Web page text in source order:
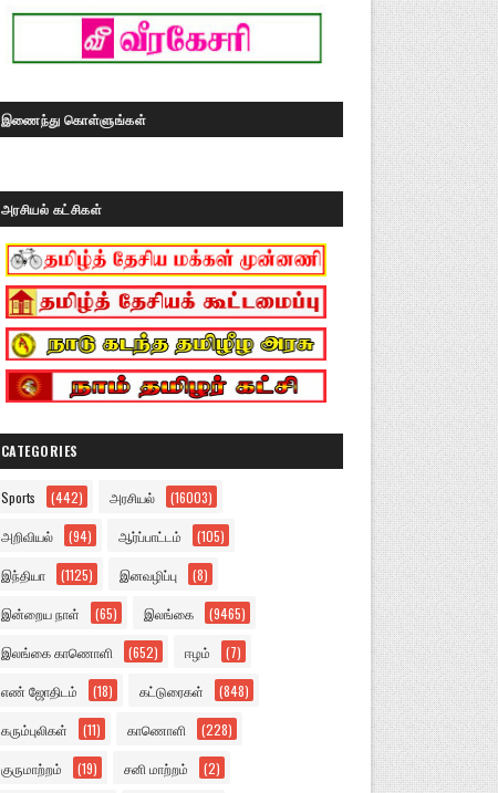
இணைந்து கொள்ளுங்கள்
அரசியல் கட்சிகள்
CATEGORIES
Sports (442) அரசியல் (16003)
அறிவியல் (94) ஆர்ப்பாட்டம் (105)
இந்தியா (1125) இனவழிப்பு (8)
இன்றைய நாள் (65) இலங்கை (9465)
இலங்கை காணொளி (652) ஈழம் (7)
எண் ஜோதிடம் (18) கட்டுரைகள் (848)
கரும்புலிகள் (11) காணொளி (228)
குருமாற்றம் (19) சனி மாற்றம் (2)